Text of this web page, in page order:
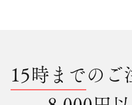
15時までのご